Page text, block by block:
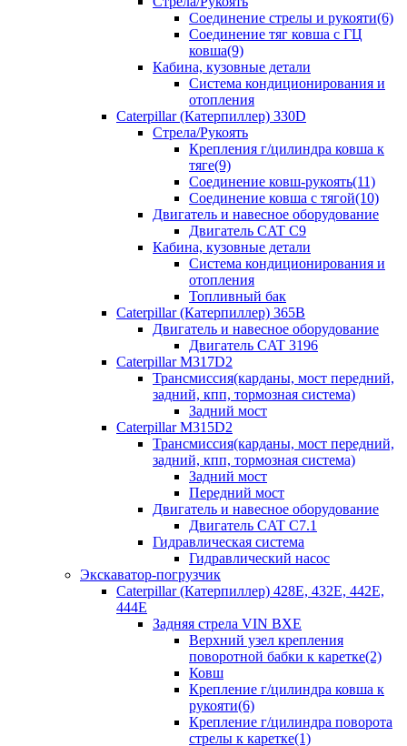
Соединение стрелы и рукояти(6)
Соединение тяг ковша с ГЦ
ковша(9)
Кабина, кузовные детали
Система кондиционирования и
отопления
Caterpillar (Катерпиллер) 330D
Стрела/Рукоять
Крепления г/цилиндра ковша к
тяге(9)
Соединение ковш-рукоять(11)
Соединение ковша с тягой(10)
Двигатель и навесное оборудование
Двигатель CAT C9
Кабина, кузовные детали
Система кондиционирования и
отопления
Топливный бак
Caterpillar (Катерпиллер) 365B
Двигатель и навесное оборудование
Двигатель CAT 3196
Caterpillar M317D2
Трансмиссия(карданы, мост передний,
задний, кпп, тормозная система)
Задний мост
Caterpillar M315D2
Трансмиссия(карданы, мост передний,
задний, кпп, тормозная система)
Задний мост
Передний мост
Двигатель и навесное оборудование
Двигатель CAT C7.1
Гидравлическая система
Гидравлический насос
Экскаватор-погрузчик
Caterpillar (Катерпиллер) 428E, 432E, 442E,
444E
Задняя стрела VIN BXE
Верхний узел крепления
поворотной бабки к каретке(2)
Ковш
Крепление г/цилиндра ковша к
рукояти(6)
Крепление г/цилиндра поворота
стрелы к каретке(1)